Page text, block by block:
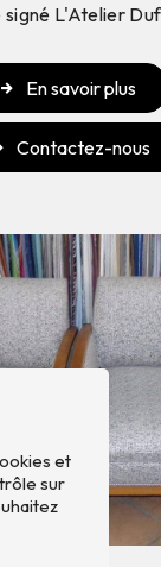
signé L'Atelier
En savoir plus
Contactez-nous
et
sur